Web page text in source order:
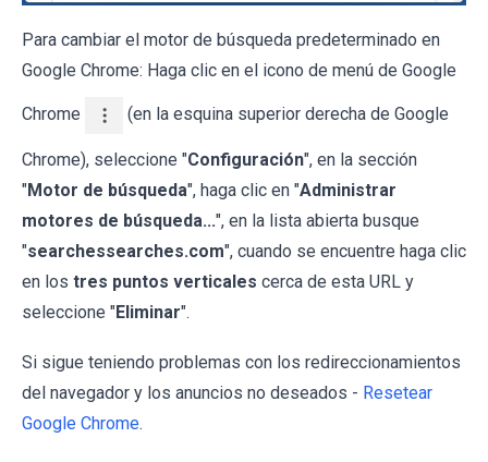
Para cambiar el motor de búsqueda predeterminado en
Google Chrome: Haga clic en el icono de menú de Google
Chrome (en la esquina superior derecha de Google
Chrome), seleccione "Configuración", en la sección
"Motor de búsqueda", haga clic en "Administrar
motores de búsqueda...", en la lista abierta busque
"searchessearches.com", cuando se encuentre haga clic
en los tres puntos verticales cerca de esta URL y
seleccione "Eliminar".
Si sigue teniendo problemas con los redireccionamientos
del navegador y los anuncios no deseados - Resetear
Google Chrome.